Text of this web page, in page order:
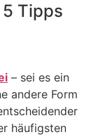
Tipps
– sei es ein
andere Form
häufigsten